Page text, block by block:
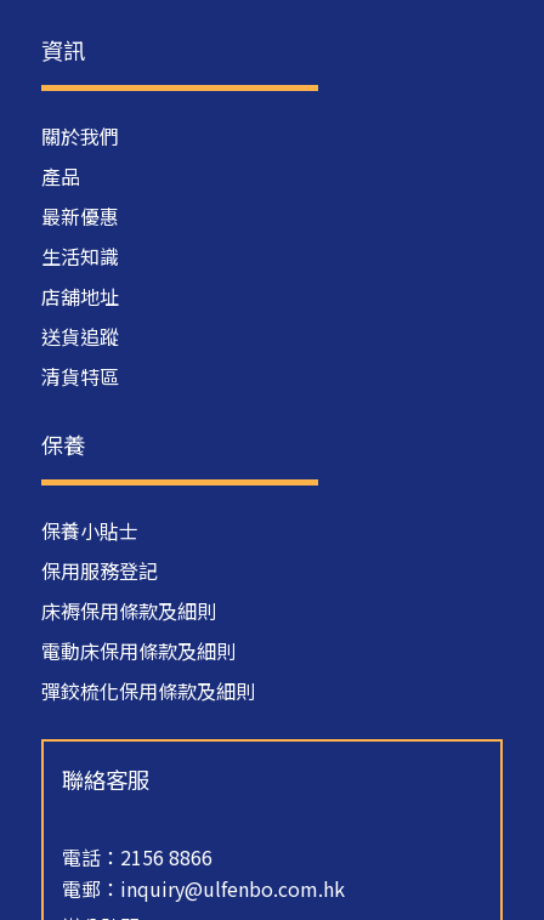
資訊
關於我們
產品
最新優惠
生活知識
店舖地址
送貨追蹤
清貨特區
保養
保養小貼士
保用服務登記
床褥保用條款及細則
電動床保用條款及細則
彈鉸梳化保用條款及細則
聯絡客服
電話：2156 8866
電郵： inquiry@ulfenbo.com.hk